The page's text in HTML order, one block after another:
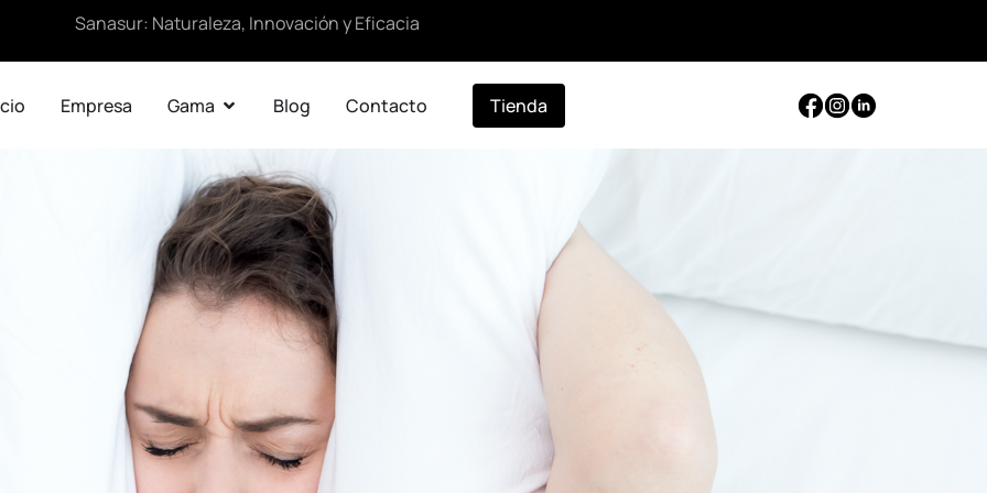
Sanasur: Naturaleza, Innovación y Eficacia
Empresa Gama Blog Contacto Tienda